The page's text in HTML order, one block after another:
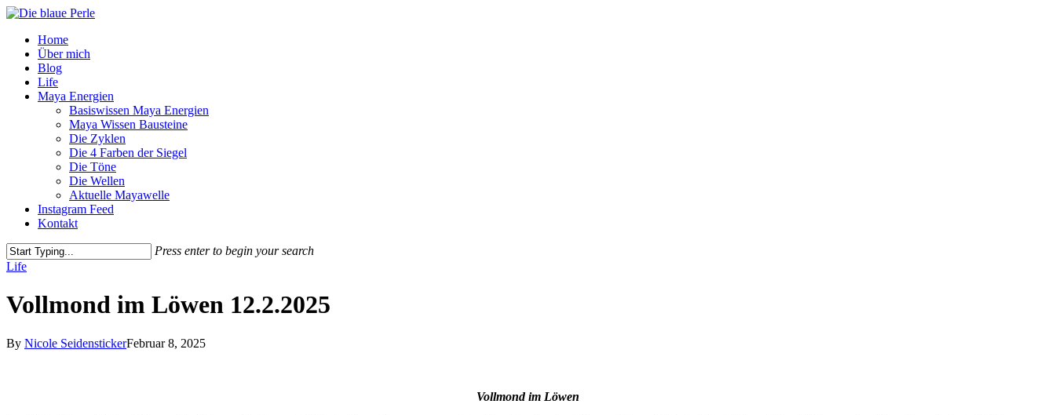
Skip
main
content
Menu
Home
Über mich
Blog
Life
Maya Energien
Basiswissen Maya Energien
Maya Wissen Bausteine
Die Zyklen
Die 4 Farben der Siegel
Die Töne
Die Wellen
Aktuelle Mayawelle
Instagram Feed
Kontakt
Press enter to begin your search
Close
Life
Vollmond im Löwen 12.2.2025
By Nicole SeidenstickerFebruar 8, 2025
Vollmond im Löwen